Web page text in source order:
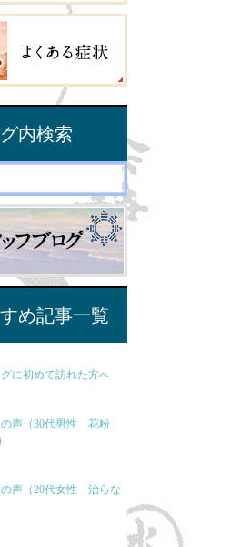
内検索
め記事一覧
に初めて訪れた方へ
の声（30代男性 花粉
声（20代女性 治らな